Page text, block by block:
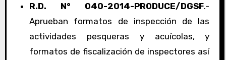
R.D. N° 040-2014-PRODUCE/DGSF.-
Aprueban formatos de inspección de las
actividades pesqueras y acuícolas, y
formatos de fiscalización de inspectores así